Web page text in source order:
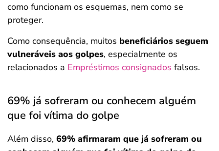
como funcionam os esquemas, nem como se
proteger.
Como consequência, muitos beneficiários seguem
vulneráveis aos golpes, especialmente os
relacionados a Empréstimos consignados falsos.
69% já sofreram ou conhecem alguém
que foi vítima do golpe
Além disso, 69% afirmaram que já sofreram ou